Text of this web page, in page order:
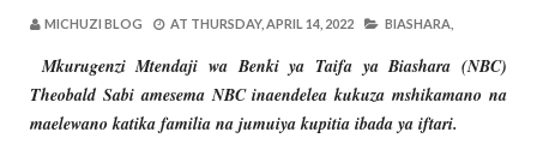
MICHUZI BLOG AT THURSDAY, APRIL 14, 2022 BIASHARA,
Mkurugenzi Mtendaji wa Benki ya Taifa ya Biashara (NBC)
Theobald Sabi amesema NBC inaendelea kukuza mshikamano na
maelewano katika familia na jumuiya kupitia ibada ya iftari.